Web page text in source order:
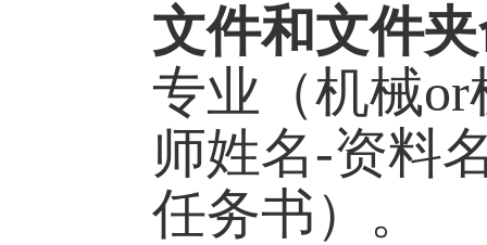
文件和文件
专业（机械or
师姓名-资料
任务书）。